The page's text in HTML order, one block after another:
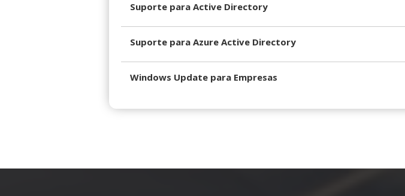
Suporte para Active Directory
Suporte para Azure Active Directory
Windows Update para Empresas